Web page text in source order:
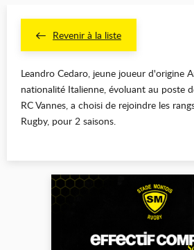
Revenir à la liste
Leandro Cedaro, jeune joueur d'origine
nationalité Italienne, évoluant au poste
RC Vannes, a choisi de rejoindre les
Rugby, pour 2 saisons.